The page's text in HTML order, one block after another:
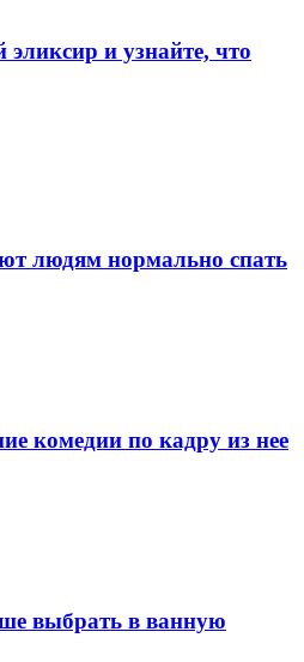
и узнайте, что
людям нормально спать
комедии по кадру из нее
выбрать в ванную